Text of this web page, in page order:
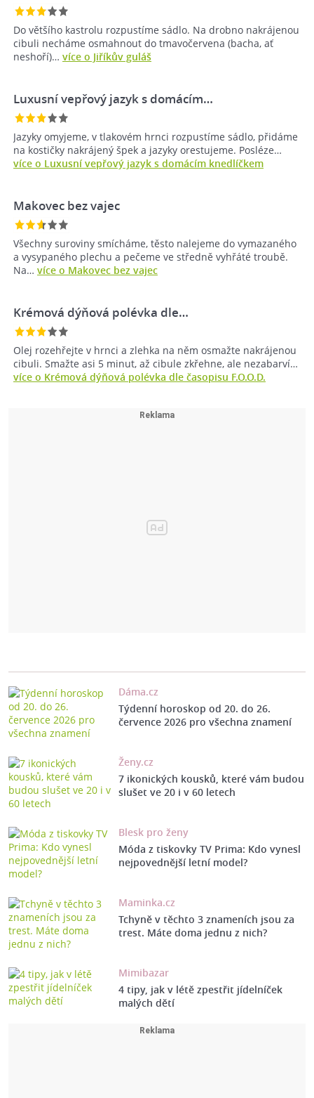
Do většího kastrolu rozpustíme sádlo. Na drobno nakrájenou
cibuli necháme osmahnout do tmavočervena (bacha, ať
neshoří)… více o Jiříkův guláš
Luxusní vepřový jazyk s domácím…
Jazyky omyjeme, v tlakovém hrnci rozpustíme sádlo, přidáme
na kostičky nakrájený špek a jazyky orestujeme. Posléze…
více o Luxusní vepřový jazyk s domácím knedlíčkem
Makovec bez vajec
Všechny suroviny smícháme, těsto nalejeme do vymazaného
a vysypaného plechu a pečeme ve středně vyhřáté troubě.
Na… více o Makovec bez vajec
Krémová dýňová polévka dle…
Olej rozehřejte v hrnci a zlehka na něm osmažte nakrájenou
cibuli. Smažte asi 5 minut, až cibule zkřehne, ale nezabarví…
více o Krémová dýňová polévka dle časopisu F.O.O.D.
Dáma.cz
Týdenní horoskop od 20. do 26.
července 2026 pro všechna znamení
Ženy.cz
7 ikonických kousků, které vám budou
slušet ve 20 i v 60 letech
Blesk pro ženy
Móda z tiskovky TV Prima: Kdo vynesl
nejpovednější letní model?
Maminka.cz
Tchyně v těchto 3 znameních jsou za
trest. Máte doma jednu z nich?
Mimibazar
4 tipy, jak v létě zpestřit jídelníček
malých dětí